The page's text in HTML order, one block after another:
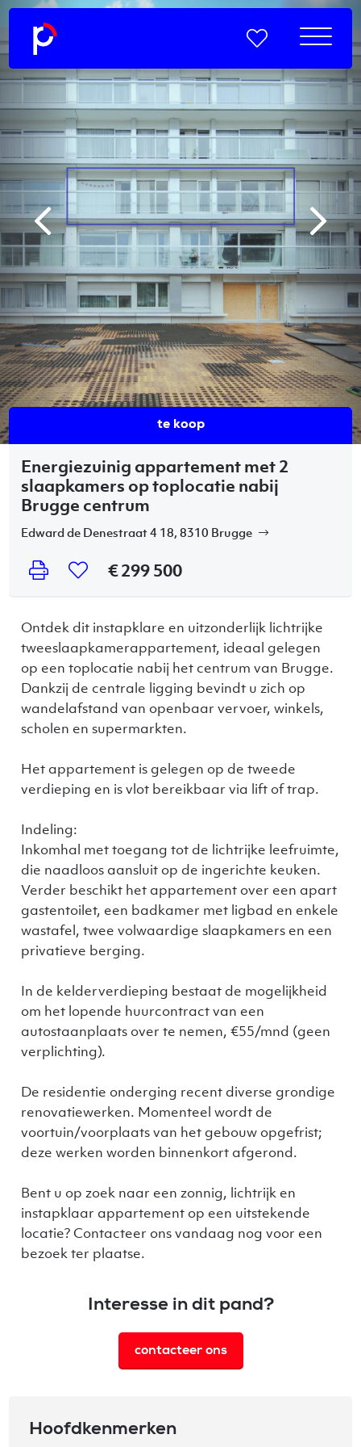
te koop
Energiezuinig appartement met 2
slaapkamers op toplocatie nabij
Brugge centrum
Edward de Denestraat 4 18, 8310 Brugge
€ 299 500
Ontdek dit instapklare en uitzonderlijk lichtrijke
tweeslaapkamerappartement, ideaal gelegen
op een toplocatie nabij het centrum van Brugge.
Dankzij de centrale ligging bevindt u zich op
wandelafstand van openbaar vervoer, winkels,
scholen en supermarkten.
Het appartement is gelegen op de tweede
verdieping en is vlot bereikbaar via lift of trap.
Indeling:
Inkomhal met toegang tot de lichtrijke leefruimte,
die naadloos aansluit op de ingerichte keuken.
Verder beschikt het appartement over een apart
gastentoilet, een badkamer met ligbad en enkele
wastafel, twee volwaardige slaapkamers en een
privatieve berging.
In de kelderverdieping bestaat de mogelijkheid
om het lopende huurcontract van een
autostaanplaats over te nemen, €55/mnd (geen
verplichting).
De residentie onderging recent diverse grondige
renovatiewerken. Momenteel wordt de
voortuin/voorplaats van het gebouw opgefrist;
deze werken worden binnenkort afgerond.
Bent u op zoek naar een zonnig, lichtrijk en
instapklaar appartement op een uitstekende
locatie? Contacteer ons vandaag nog voor een
bezoek ter plaatse.
Interesse in dit pand?
contacteer ons
Hoofdkenmerken